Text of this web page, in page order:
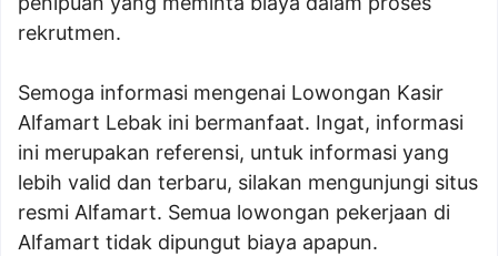
rekrutmen.
Semoga informasi mengenai Lowongan Kasir
Alfamart Lebak ini bermanfaat. Ingat, informasi
ini merupakan referensi, untuk informasi yang
lebih valid dan terbaru, silakan mengunjungi situs
resmi Alfamart. Semua lowongan pekerjaan di
Alfamart tidak dipungut biaya apapun.